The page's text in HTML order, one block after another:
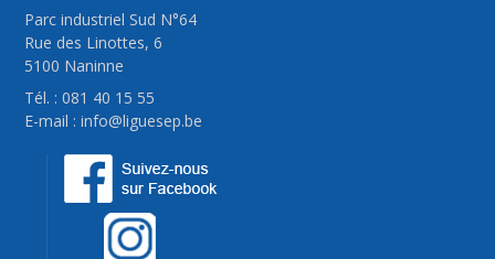
Parc industriel Sud N°64
Rue des Linottes, 6
5100 Naninne
Tél. : 081 40 15 55
E-mail :info@liguesep.be